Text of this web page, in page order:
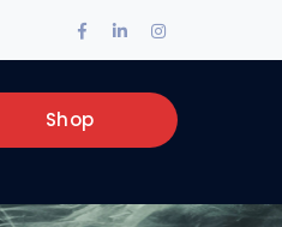
Facebook
Profile
LinkedIn
Profile
Instagram
Profile
Shop